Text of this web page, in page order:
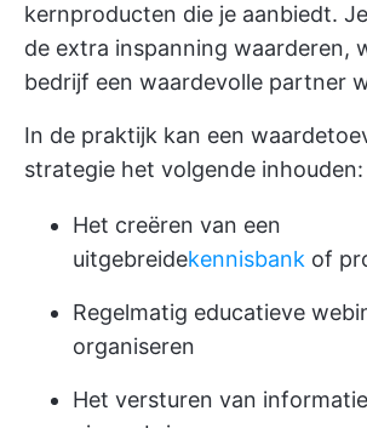
kernproducten die je aanbiedt.
de extra inspanning waarderen,
bedrijf een waardevolle partner
In de praktijk kan een
strategie het volgende inhouden:
Het creëren van een
uitgebreidekennisbank of
Regelmatig educatieve
organiseren
Het versturen van